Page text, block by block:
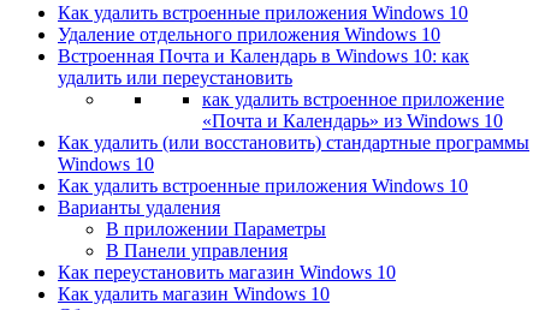
Как удалить встроенные приложения Windows 10
Удаление отдельного приложения Windows 10
Встроенная Почта и Календарь в Windows 10: как
удалить или переустановить
как удалить встроенное приложение
«Почта и Календарь» из Windows 10
Как удалить (или восстановить) стандартные программы
Windows 10
Как удалить встроенные приложения Windows 10
Варианты удаления
В приложении Параметры
В Панели управления
Как переустановить магазин Windows 10
Как удалить магазин Windows 10